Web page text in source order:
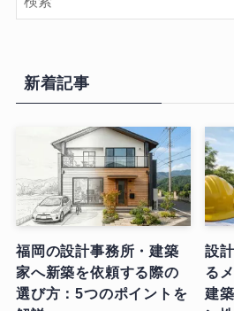
新着記事
福岡の設計事務所・建築
家へ新築を依頼する際の
選び方：5つのポイントを
設
る
建